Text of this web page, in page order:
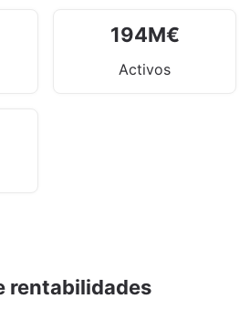
194M€
Activos
rentabilidades